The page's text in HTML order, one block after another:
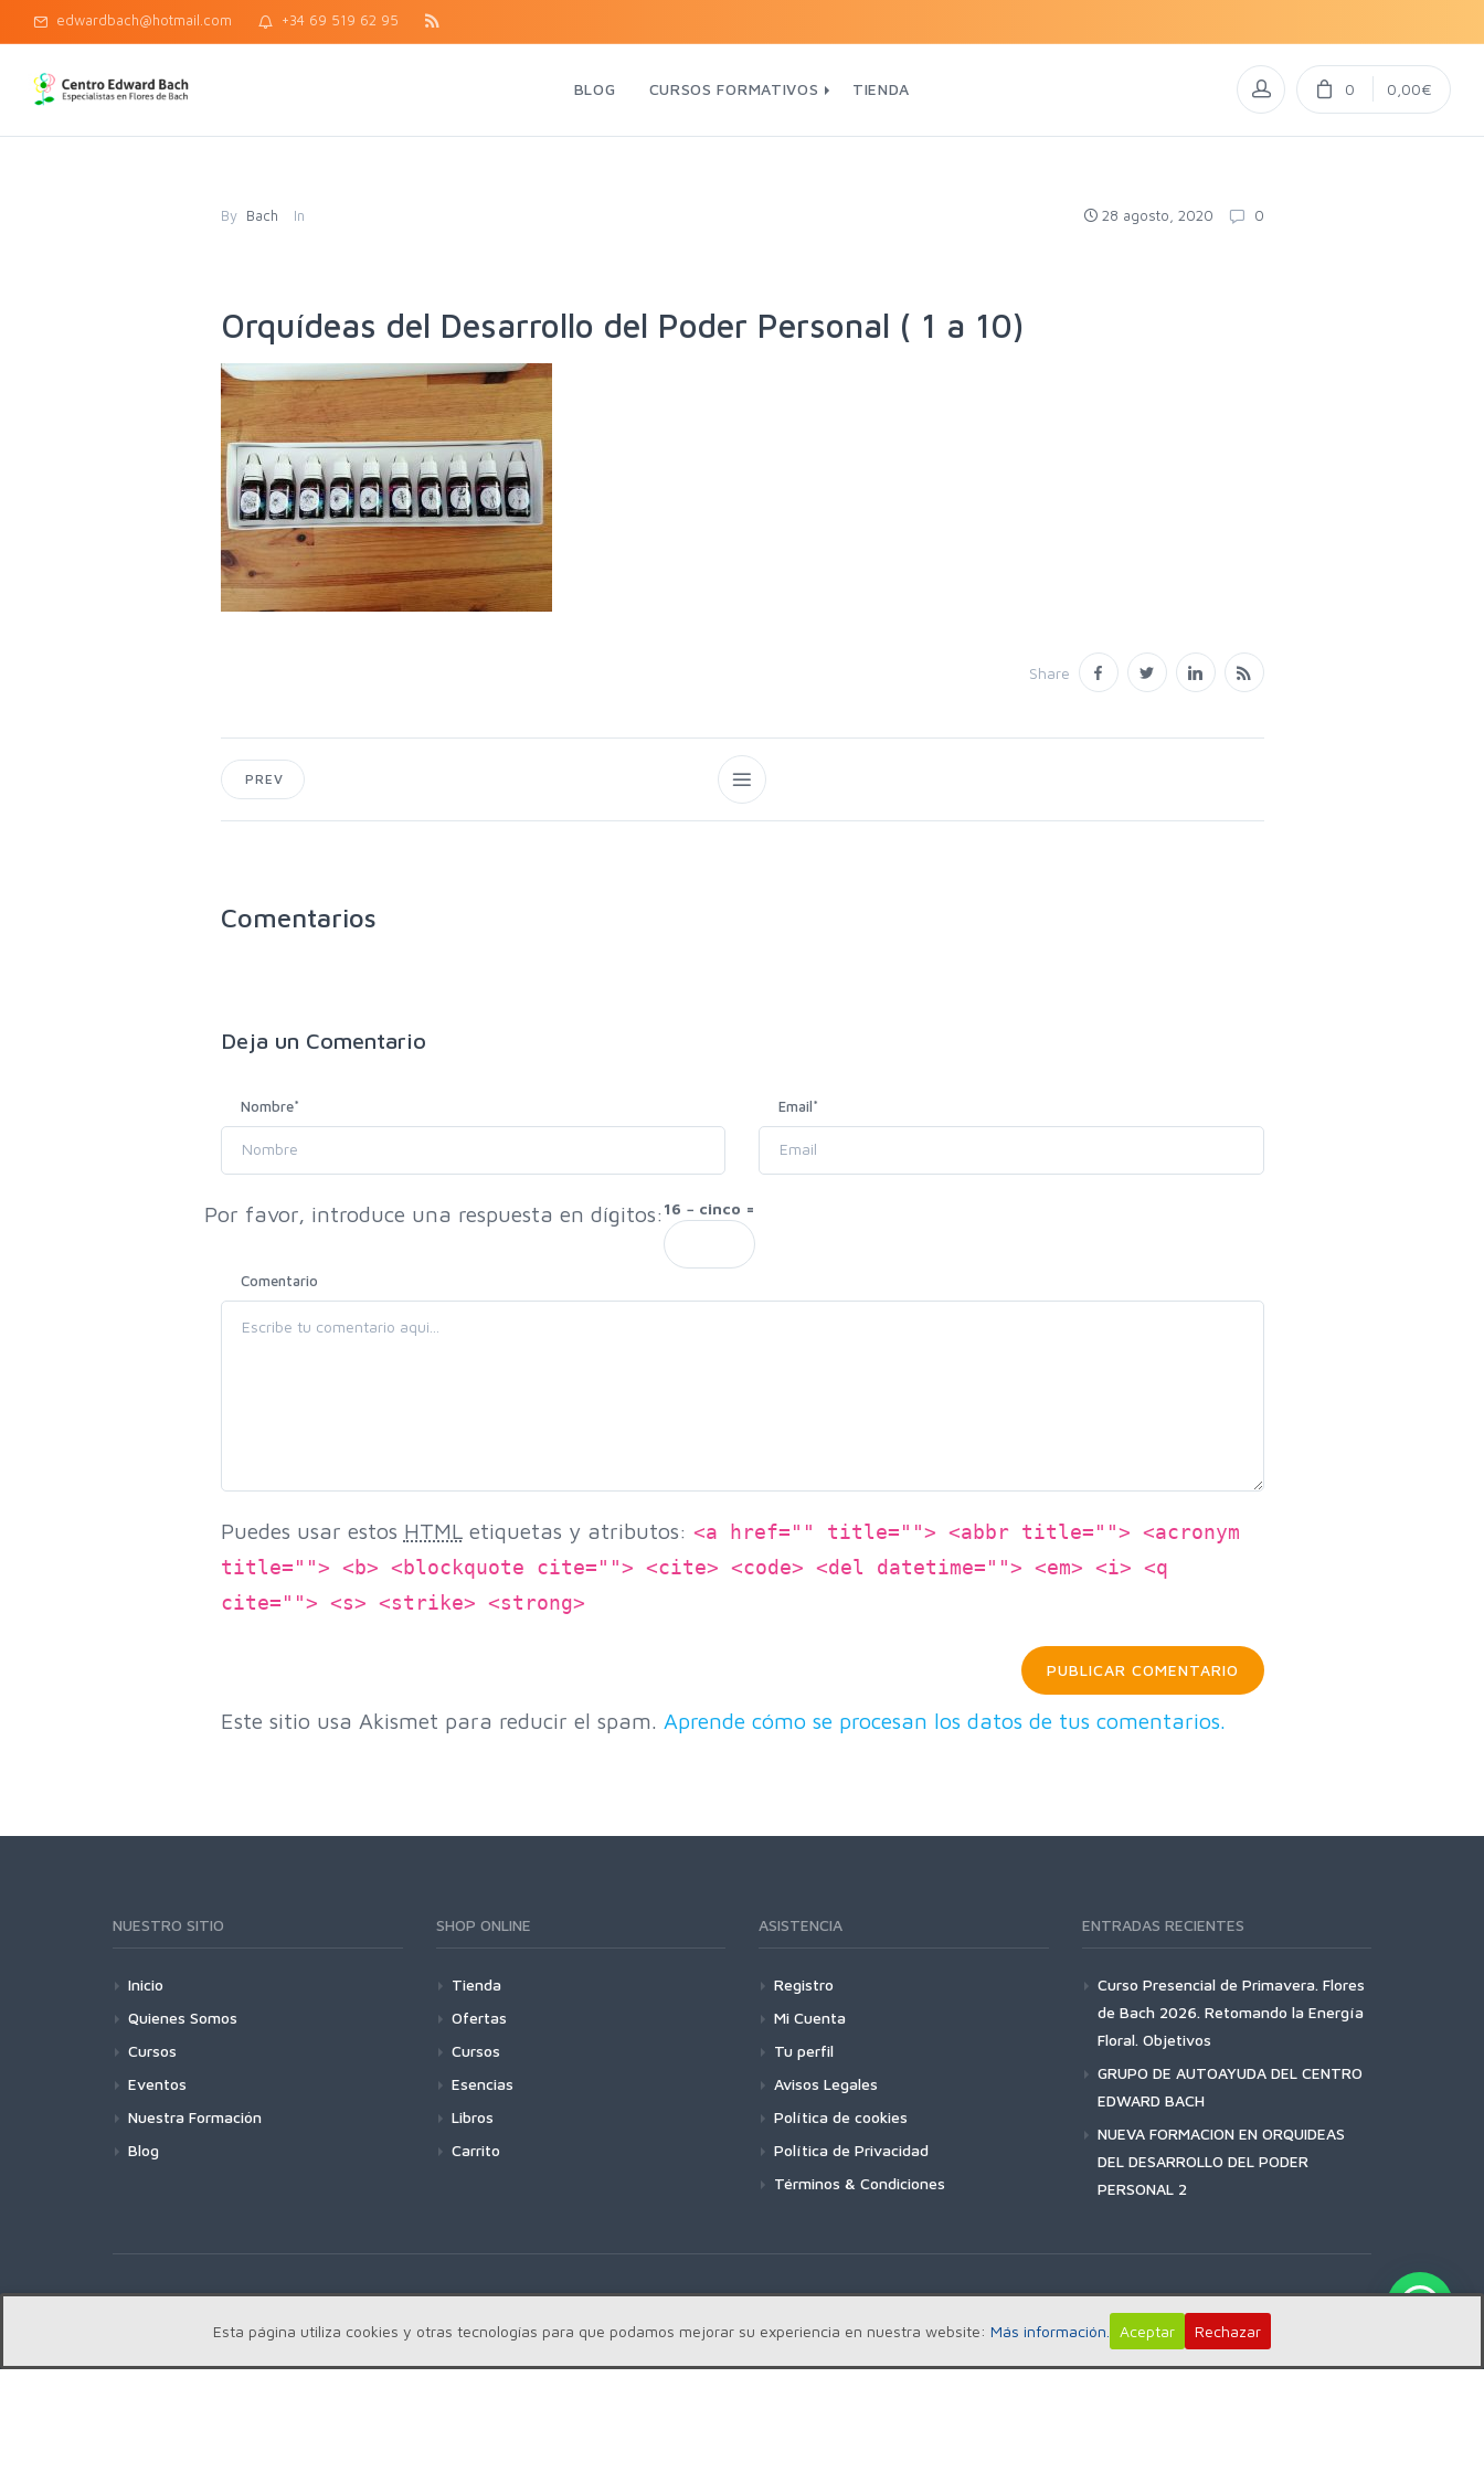
edwardbach@hotmail.com +34 69 519 62 95
BLOG CURSOS FORMATIVOS TIENDA 0 0,00€
By Bach In 28 agosto, 2020 0
Orquídeas del Desarrollo del Poder Personal ( 1 a 10)
Share
PREV
Comentarios
Deja un Comentario
Nombre* Email*
Por favor, introduce una respuesta en dígitos: 16 − cinco =
Comentario
Puedes usar estos HTMLetiquetas y atributos: <a href="" title=""> <abbr title=""> <acronym
title=""> <b> <blockquote cite=""> <cite> <code> <del datetime=""> <em> <i> <q
cite=""> <s> <strike> <strong>
Este sitio usa Akismet para reducir el spam. Aprende cómo se procesan los datos de tus comentarios.
NUESTRO SITIO
Inicio
Quienes Somos
Cursos
Eventos
Nuestra Formación
Blog
SHOP ONLINE
Tienda
Ofertas
Cursos
Esencias
Libros
Carrito
ASISTENCIA
Registro
Mi Cuenta
Tu perfil
Avisos Legales
Política de cookies
Política de Privacidad
Términos & Condiciones
ENTRADAS RECIENTES
Curso Presencial de Primavera. Flores
de Bach 2026. Retomando la Energía
Floral. Objetivos
GRUPO DE AUTOAYUDA DEL CENTRO
EDWARD BACH
NUEVA FORMACION EN ORQUIDEAS
DEL DESARROLLO DEL PODER
PERSONAL 2
Copyright | Centro Edward Bach © 2018
Esta página utiliza cookies y otras tecnologías para que podamos mejorar su experiencia en nuestra website: Más información. Aceptar Rechazar